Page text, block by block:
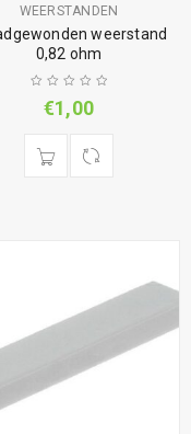
WEERSTANDEN
weerstand
0,82 ohm
€1,00